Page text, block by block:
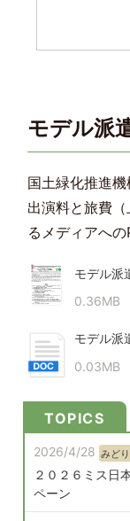
モデル派
国土緑化推進機
出演料と旅費
るメディアへの
モデル派
0.36MB
モデル派
0.03MB
TOPICS
2026/4/28 みど
２０２６ミス日
ペーン